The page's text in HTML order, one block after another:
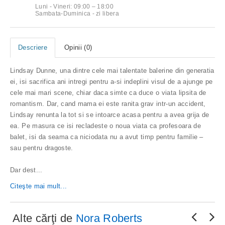
Luni - Vineri: 09:00 – 18:00
Sambata-Duminica - zi libera
Descriere Opinii (0)
Lindsay Dunne, una dintre cele mai talentate balerine din generatia
ei, isi sacrifica ani intregi pentru a-si indeplini visul de a ajunge pe
cele mai mari scene, chiar daca simte ca duce o viata lipsita de
romantism. Dar, cand mama ei este ranita grav intr-un accident,
Lindsay renunta la tot si se intoarce acasa pentru a avea grija de
ea. Pe masura ce isi recladeste o noua viata ca profesoara de
balet, isi da seama ca niciodata nu a avut timp pentru familie –
sau pentru dragoste.
Dar dest
Citeşte mai mult...
Alte cărţi de Nora Roberts